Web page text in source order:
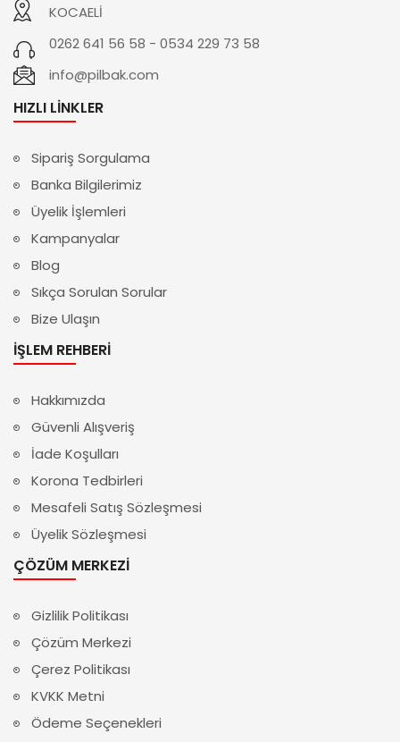
KOCAELİ
0262 641 56 58 - 0534 229 73 58
info@pilbak.com
HIZLI LINKLER
Sipariş Sorgulama
Banka Bilgilerimiz
Üyelik İşlemleri
Kampanyalar
Blog
Sıkça Sorulan Sorular
Bize Ulaşın
İŞLEM REHBERI
Hakkımızda
Güvenli Alışveriş
İade Koşulları
Korona Tedbirleri
Mesafeli Satış Sözleşmesi
Üyelik Sözleşmesi
ÇÖZÜM MERKEZI
Gizlilik Politikası
Çözüm Merkezi
Çerez Politikası
KVKK Metni
Ödeme Seçenekleri